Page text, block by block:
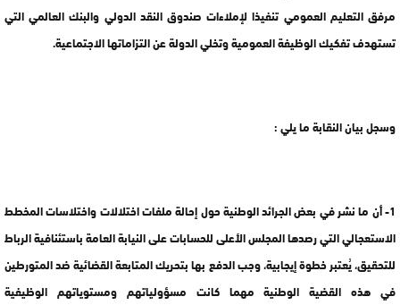
مرفق التعليم العمومي تنفيذا لإملاءات صندوق النقد الدولي والبنك العالمي التي
تستهدف تفكيك الوظيفة العمومية وتخلي الدولة عن التزاماتها الاجتماعية.
وسجل بيان النقابة ما يلي :
1- أن ما نشر في بعض الجرائد الوطنية حول إحالة ملفات اختلالات واختلاسات المخطط
الاستعجالي التي رصدها المجلس الأعلى للحسابات على النيابة العامة باستئنافية الرباط
للتحقيق، يُعتبر خطوة إيجابية، وجب الدفع بها بتحريك المتابعة القضائية ضد المتورطين
في هذه القضية الوطنية مهما كانت مسؤولياتهم ومستوياتهم الوظيفية